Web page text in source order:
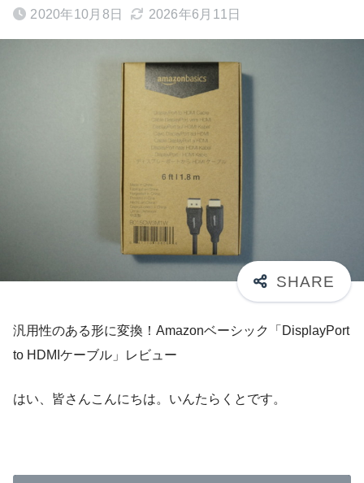
2020年10月8日 2026年6月11日
汎用性のある形に変換！Amazonベーシック「DisplayPort
to HDMIケーブル」レビュー
はい、皆さんこんにちは。いんたらくとです。